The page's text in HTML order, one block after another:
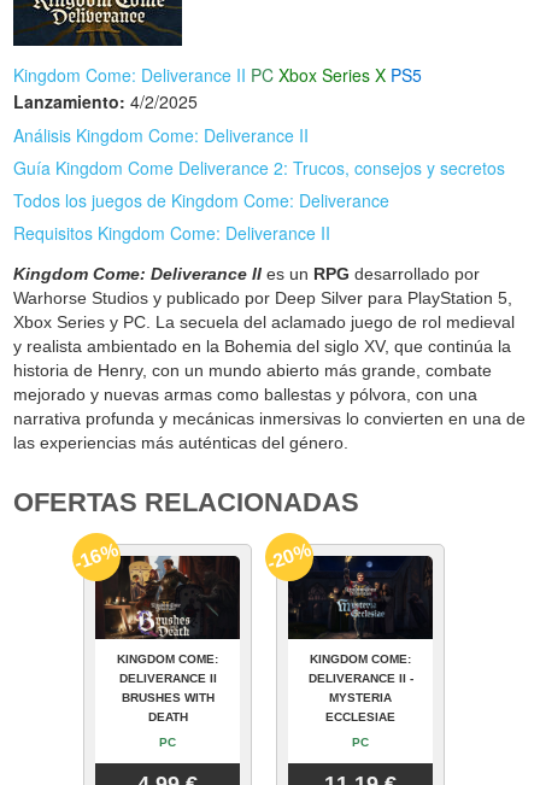
Kingdom Come: Deliverance II PC Xbox Series X PS5
Lanzamiento: 4/2/2025
Análisis Kingdom Come: Deliverance II
Guía Kingdom Come Deliverance 2: Trucos, consejos y secretos
Todos los juegos de Kingdom Come: Deliverance
Requisitos Kingdom Come: Deliverance II
Kingdom Come: Deliverance II es un RPG desarrollado por
Warhorse Studios y publicado por Deep Silver para PlayStation 5,
Xbox Series y PC. La secuela del aclamado juego de rol medieval
y realista ambientado en la Bohemia del siglo XV, que continúa la
historia de Henry, con un mundo abierto más grande, combate
mejorado y nuevas armas como ballestas y pólvora, con una
narrativa profunda y mecánicas inmersivas lo convierten en una de
las experiencias más auténticas del género.
OFERTAS RELACIONADAS
KINGDOM COME:
DELIVERANCE II
BRUSHES WITH
DEATH
PC
-16%
KINGDOM COME:
DELIVERANCE II -
MYSTERIA
ECCLESIAE
PC
-20%